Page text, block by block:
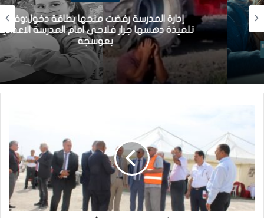
إدارة المدرسة رفضت منحها بطاقة دخول:وفاة
تلميذة دهسها جرار فلاحي امام المدرسة الاعدادية
بعوسجة